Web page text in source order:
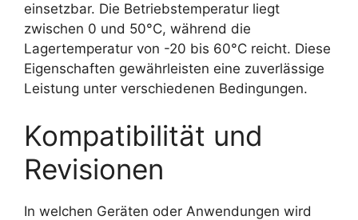
einsetzbar. Die Betriebstemperatur liegt
zwischen 0 und 50°C, während die
Lagertemperatur von -20 bis 60°C reicht. Diese
Eigenschaften gewährleisten eine zuverlässige
Leistung unter verschiedenen Bedingungen.
Kompatibilität und
Revisionen
In welchen Geräten oder Anwendungen wird